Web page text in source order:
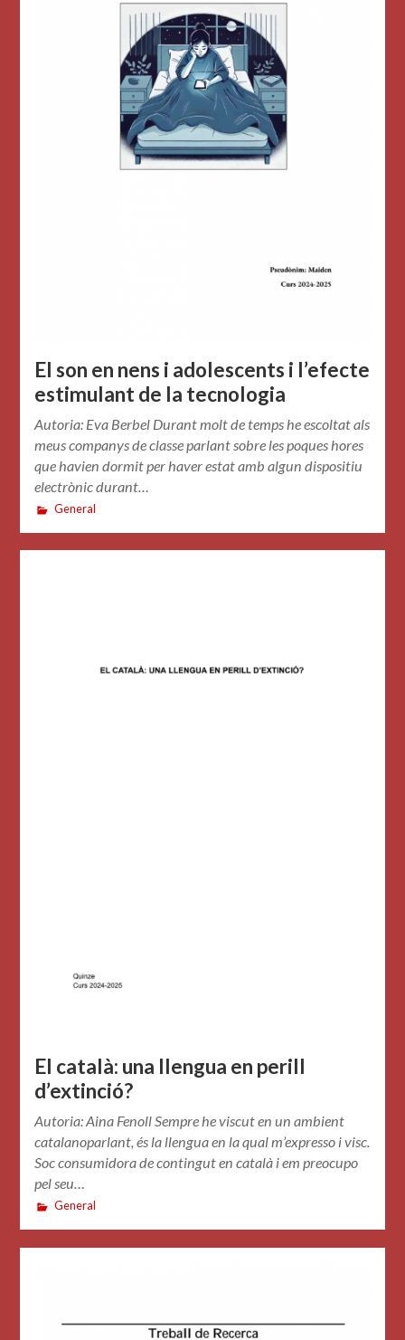
El son en nens i adolescents i l’efecte
estimulant de la tecnologia
Autoria: Eva Berbel Durant molt de temps he escoltat als
meus companys de classe parlant sobre les poques hores
que havien dormit per haver estat amb algun dispositiu
electrònic durant…
General
El català: una llengua en perill
d’extinció?
Autoria: Aina Fenoll Sempre he viscut en un ambient
catalanoparlant, és la llengua en la qual m’expresso i visc.
Soc consumidora de contingut en català i em preocupo
pel seu…
General